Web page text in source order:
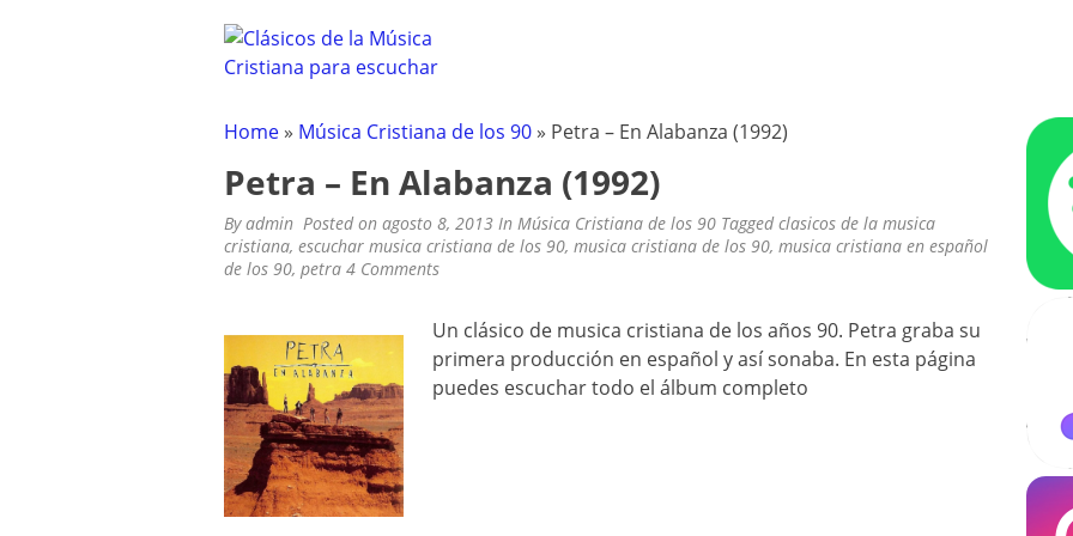
CLÁSICOS DE LA MÚSICA CRISTIANA – OLDIES
Clásicos de la Música Cristiana para escuchar
Home » Música Cristiana de los 90 » Petra – En Alabanza (1992)
Petra – En Alabanza (1992)
Byadmin Posted on agosto 8, 2013 In Música Cristiana de los 90 Taggedclasicos de la musica
cristiana, escuchar musica cristiana de los 90, musica cristiana de los 90, musica cristiana en español
de los 90, petra 4 Comments
Un clásico de musica cristiana de los años 90. Petra graba su
primera producción en español y así sonaba. En esta página
puedes escuchar todo el álbum completo